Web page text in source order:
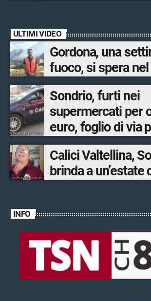
ULTIMI VIDEO
Gordona, una
fuoco, si spera
Sondrio, furti nei
supermercati per
euro, foglio di via
ventinovenne
Calici Valtellina,
brinda a un’estate
INFO